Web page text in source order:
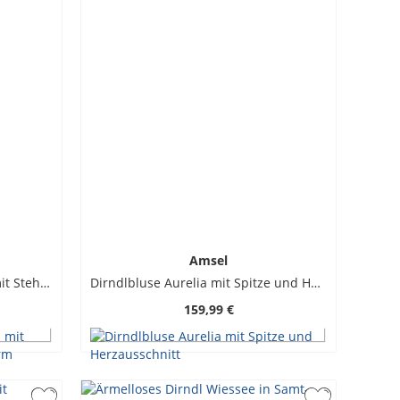
Damen-Miederjacke belinda mit Stehkragen und langem Puffarm
Amsel
Dirndlbluse Aurelia mit Spitze und Herzausschnitt
159,99 €